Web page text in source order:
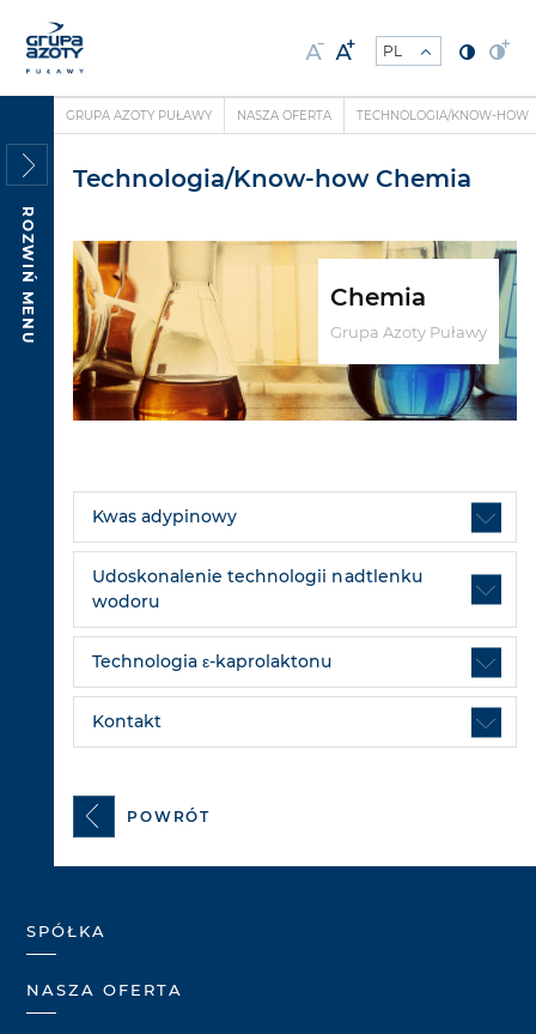
ROZWIŃ MENU
GRUPA AZOTY PUŁAWY NASZA OFERTA TECHNOLOGIA/KNOW-HOW
Technologia/Know-how Chemia
Chemia
Grupa Azoty Puławy
Kwas adypinowy
Udoskonalenie technologii nadtlenku
wodoru
Technologia ε-kaprolaktonu
Kontakt
POWRÓT
SPÓŁKA
NASZA OFERTA